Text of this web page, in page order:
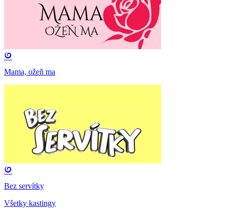
Mama, ožeň ma
Bez servítky
Všetky kastingy